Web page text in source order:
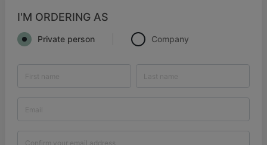
I'M ORDERING AS
Private person Company